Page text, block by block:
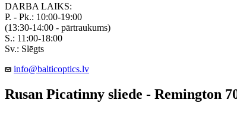
DARBA LAIKS:
P. - Pk.: 10:00-19:00
(13:30-14:00 - pārtraukums)
S.: 11:00-18:00
Sv.: Slēgts
info@balticoptics.lv
Rusan Picatinny sliede - Remington